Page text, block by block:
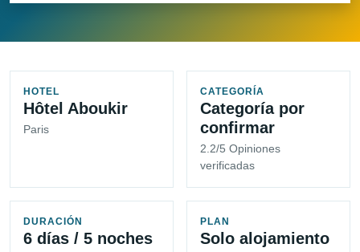
HOTEL
Hôtel Aboukir
Paris
CATEGORÍA
Categoría por
confirmar
2.2/5 Opiniones
verificadas
DURACIÓN
6 días / 5 noches
PLAN
Solo alojamiento